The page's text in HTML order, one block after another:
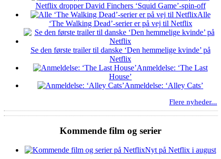
Netflix dropper David Finchers ‘Squid Game’-spin-off
Alle
‘The Walking Dead’-serier er på vej til Netflix
Se den første trailer til danske ‘Den hemmelige kvinde’ på
Netflix
Anmeldelse: ‘The Last
House’
Anmeldelse: ‘Alley Cats’
Flere nyheder...
Kommende film og serier
Nyt på Netflix i august